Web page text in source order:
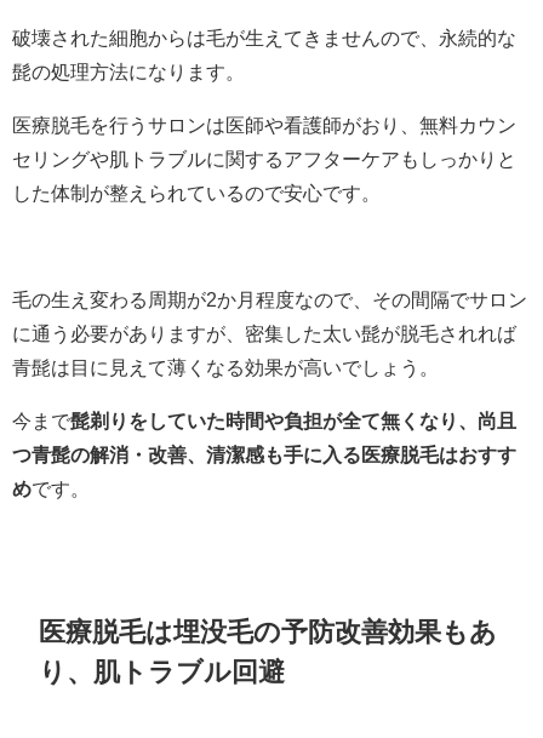
破壊された細胞からは毛が生えてきませんので、永続的な
髭の処理方法になります。
医療脱毛を行うサロンは医師や看護師がおり、無料カウン
セリングや肌トラブルに関するアフターケアもしっかりと
した体制が整えられているので安心です。
毛の生え変わる周期が2か月程度なので、その間隔でサロン
に通う必要がありますが、密集した太い髭が脱毛されれば
青髭は目に見えて薄くなる効果が高いでしょう。
今まで髭剃りをしていた時間や負担が全て無くなり、尚且
つ青髭の解消・改善、清潔感も手に入る医療脱毛はおすす
めです。
医療脱毛は埋没毛の予防改善効果もあ
り、肌トラブル回避